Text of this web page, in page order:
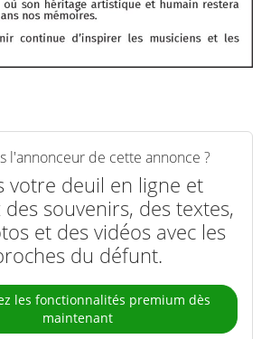
l'annonceur de cette annonce ?
votre deuil en ligne et
souvenirs, des textes,
et des vidéos avec les
du défunt.
les fonctionnalités premium dès
maintenant